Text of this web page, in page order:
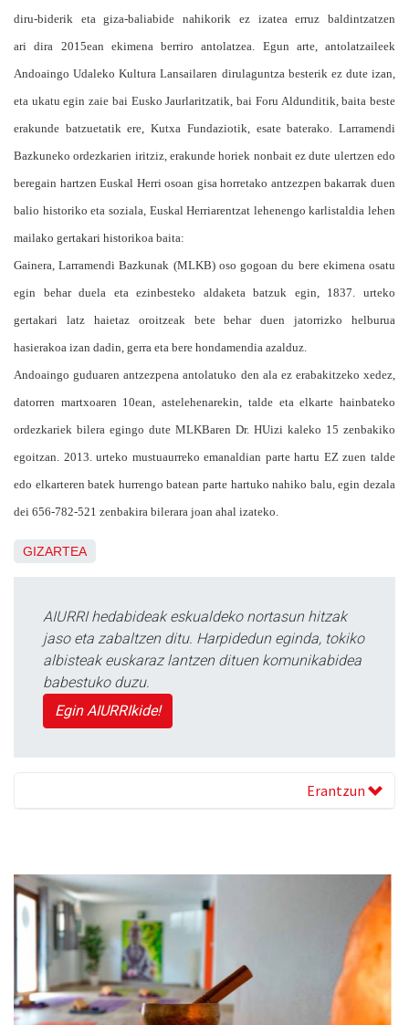
diru-biderik eta giza-baliabide nahikorik ez izatea erruz baldintzatzen
ari dira 2015ean ekimena berriro antolatzea. Egun arte, antolatzaileek
Andoaingo Udaleko Kultura Lansailaren dirulaguntza besterik ez dute izan,
eta ukatu egin zaie bai Eusko Jaurlaritzatik, bai Foru Aldunditik, baita beste
erakunde batzuetatik ere, Kutxa Fundaziotik, esate baterako. Larramendi
Bazkuneko ordezkarien iritziz, erakunde horiek nonbait ez dute ulertzen edo
beregain hartzen Euskal Herri osoan gisa horretako antzezpen bakarrak duen
balio historiko eta soziala, Euskal Herriarentzat lehenengo karlistaldia lehen
mailako gertakari historikoa baita:
Gainera, Larramendi Bazkunak (MLKB) oso gogoan du bere ekimena osatu
egin behar duela eta ezinbesteko aldaketa batzuk egin, 1837. urteko
gertakari latz haietaz oroitzeak bete behar duen jatorrizko helburua
hasierakoa izan dadin, gerra eta bere hondamendia azalduz.
Andoaingo guduaren antzezpena antolatuko den ala ez erabakitzeko xedez,
datorren martxoaren 10ean, astelehenarekin, talde eta elkarte hainbateko
ordezkariek bilera egingo dute MLKBaren Dr. HUizi kaleko 15 zenbakiko
egoitzan. 2013. urteko mustuaurreko emanaldian parte hartu EZ zuen talde
edo elkarteren batek hurrengo batean parte hartuko nahiko balu, egin dezala
dei 656-782-521 zenbakira bilerara joan ahal izateko.
GIZARTEA
AIURRI hedabideak eskualdeko nortasun hitzak
jaso eta zabaltzen ditu. Harpidedun eginda, tokiko
albisteak euskaraz lantzen dituen komunikabidea
babestuko duzu.
Egin AIURRIkide!
Erantzun